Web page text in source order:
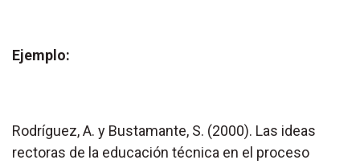
Ejemplo:
Rodríguez, A. y Bustamante, S. (2000). Las ideas
rectoras de la educación técnica en el proceso